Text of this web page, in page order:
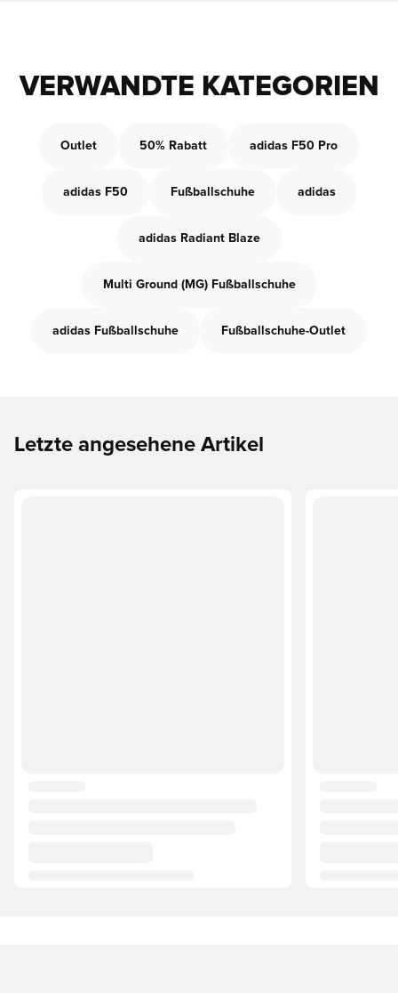
VERWANDTE KATEGORIEN
Outlet 50% Rabatt adidas F50 Pro
adidas F50 Fußballschuhe adidas
adidas Radiant Blaze
Multi Ground (MG) Fußballschuhe
adidas Fußballschuhe Fußballschuhe-Outlet
Letzte angesehene Artikel